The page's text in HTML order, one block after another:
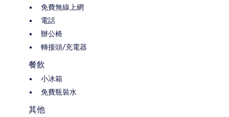
免費無線上網
電話
辦公椅
轉接頭/充電器
餐飲
小冰箱
免費瓶裝水
其他